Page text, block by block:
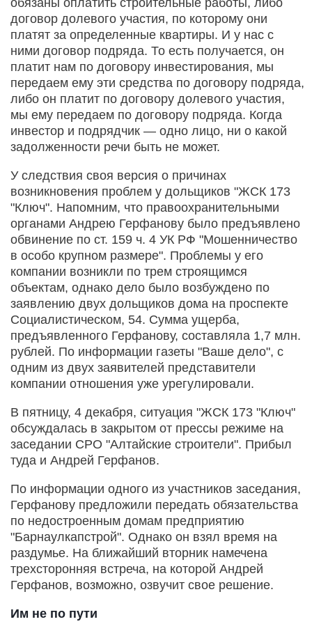
договор долевого участия, по которому они
платят за определенные квартиры. И у нас с
ними договор подряда. То есть получается, он
платит нам по договору инвестирования, мы
передаем ему эти средства по договору подряда,
либо он платит по договору долевого участия,
мы ему передаем по договору подряда. Когда
инвестор и подрядчик — одно лицо, ни о какой
задолженности речи быть не может.
У следствия своя версия о причинах
возникновения проблем у дольщиков "ЖСК 173
"Ключ". Напомним, что правоохранительными
органами Андрею Герфанову было предъявлено
обвинение по ст. 159 ч. 4 УК РФ "Мошенничество
в особо крупном размере". Проблемы у его
компании возникли по трем строящимся
объектам, однако дело было возбуждено по
заявлению двух дольщиков дома на проспекте
Социалистическом, 54. Сумма ущерба,
предъявленного Герфанову, составляла 1,7 млн.
рублей. По информации газеты "Ваше дело", с
одним из двух заявителей представители
компании отношения уже урегулировали.
В пятницу, 4 декабря, ситуация "ЖСК 173 "Ключ"
обсуждалась в закрытом от прессы режиме на
заседании СРО "Алтайские строители". Прибыл
туда и Андрей Герфанов.
По информации одного из участников заседания,
Герфанову предложили передать обязательства
по недостроенным домам предприятию
"Барнаулкапстрой". Однако он взял время на
раздумье. На ближайший вторник намечена
трехсторонняя встреча, на которой Андрей
Герфанов, возможно, озвучит свое решение.
Им не по пути